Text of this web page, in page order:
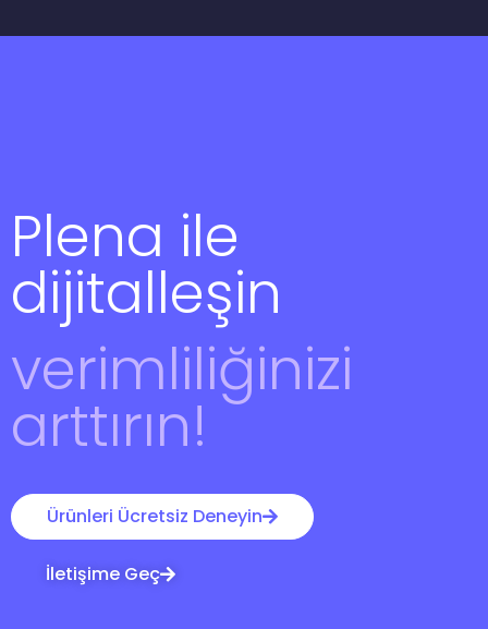
Plena ile
dijitalleşin
verimliliğinizi
arttırın!
Ürünleri Ücretsiz Deneyin
İletişime Geç